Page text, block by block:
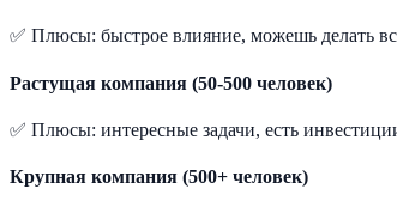
✅ Плюсы: быстрое влияние, можешь делать
Растущая компания (50-500 человек)
✅ Плюсы: интересные задачи, есть
Крупная компания (500+ человек)